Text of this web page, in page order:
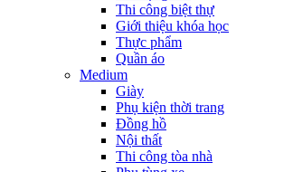
Thi công biệt thự
Giới thiệu khóa học
Thực phẩm
Quần áo
Medium
Giày
Phụ kiện thời trang
Đồng hồ
Nội thất
Thi công tòa nhà